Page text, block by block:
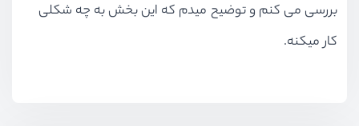
بررسی می کنم و توضیح میدم که این بخش به چه شکلی
کار میکنه.